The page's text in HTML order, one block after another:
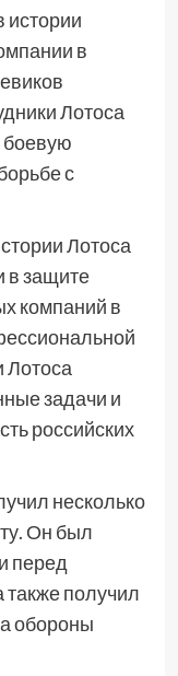
истории
в
Лотоса
с
Лотоса
в защите
компаний в
Лотоса
задачи и
российских
несколько
Он был
перед
также получил
обороны